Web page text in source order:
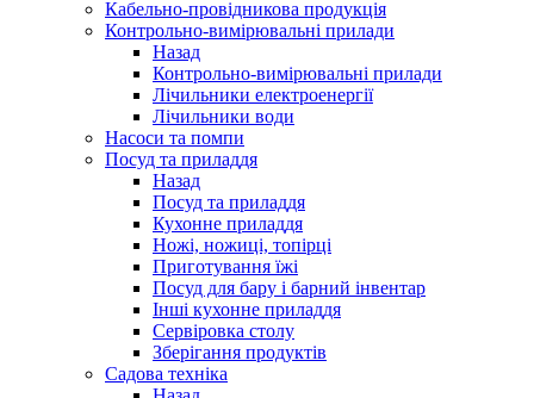
Кабельно-провідникова продукція
Контрольно-вимірювальні прилади
Назад
Контрольно-вимірювальні прилади
Лічильники електроенергії
Лічильники води
Насоси та помпи
Посуд та приладдя
Назад
Посуд та приладдя
Кухонне приладдя
Ножі, ножиці, топірці
Приготування їжі
Посуд для бару і барний інвентар
Інші кухонне приладдя
Сервіровка столу
Зберігання продуктів
Садова техніка